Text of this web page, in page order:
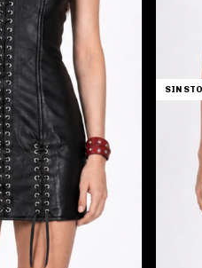
SIN